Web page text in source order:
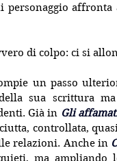
affronta
di colpo: ci si
un passo
sua scrittura
Già in Gli
controllata,
relazioni. Anche in
ma ampliando